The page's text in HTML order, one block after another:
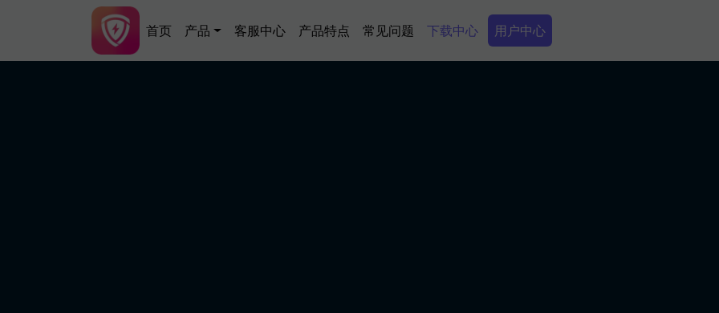
Main navigation
首页 产品 客服中心 产品特点 常见问题 下载中心 Secondary Menu
用户中心